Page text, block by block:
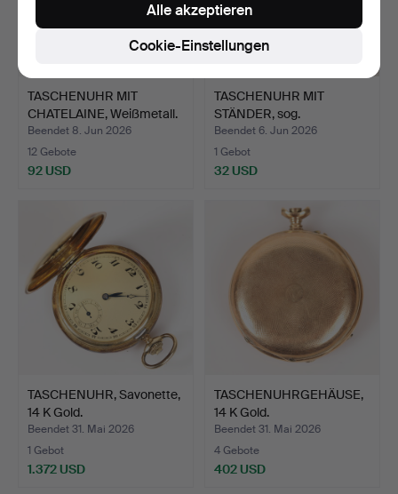
TASCHENUHR MIT
CHATELAINE, Weißmetall.
Beendet 8. Jun 2026
12 Gebote
92 USD
TASCHENUHR MIT
STÄNDER, sog.
Schlüsselaufz…
Beendet 6. Jun 2026
1 Gebot
32 USD
TASCHENUHR, Savonette,
14 K Gold.
Beendet 31. Mai 2026
1 Gebot
1.372 USD
TASCHENUHRGEHÄUSE,
14 K Gold.
Beendet 31. Mai 2026
4 Gebote
402 USD
Cookie-Einstellungen
Alle akzeptieren